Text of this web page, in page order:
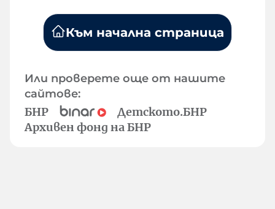
Към начална страница
Или проверете още от нашите
сайтове:
БНР
Детското.БНР
Архивен фонд на БНР